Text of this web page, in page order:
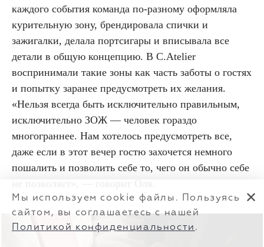
каждого события команда по-разному оформляла
курительную зону, брендировала спички и
зажигалки, делала портсигары и вписывала все
детали в общую концепцию. В C.Atelier
воспринимали такие зоны как часть заботы о гостях
и попытку заранее предусмотреть их желания.
«Нельзя всегда быть исключительно правильным,
исключительно ЗОЖ — человек гораздо
многограннее. Нам хотелось предусмотреть все,
даже если в этот вечер гостю захочется немного
пошалить и позволить себе то, чего он обычно себе
Мы используем cookie файлы. Пользуясь
сайтом, вы соглашаетесь с нашей
Политикой конфиденциальности .
✕